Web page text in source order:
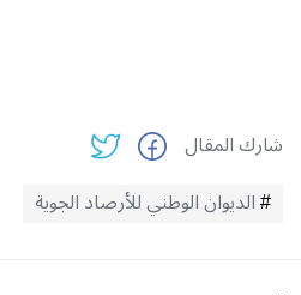
شارك المقال
الديوان الوطني للأرصاد الجوية